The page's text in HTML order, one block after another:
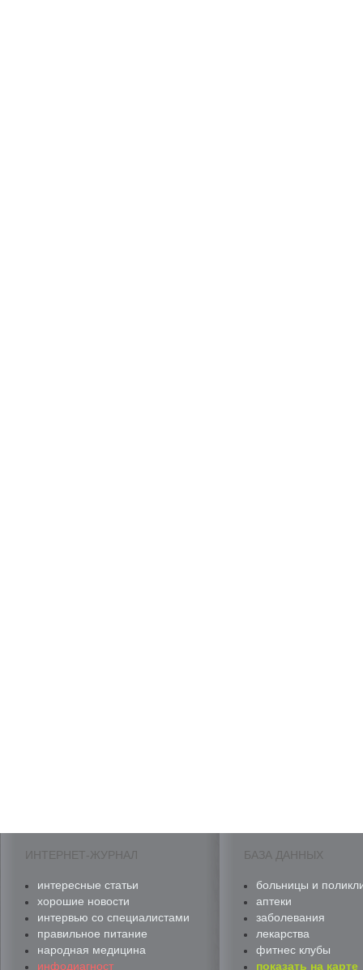
ИНТЕРНЕТ-ЖУРНАЛ
интересные статьи
хорошие новости
интервью со специалистами
правильное питание
народная медицина
инфодиагност
БАЗА ДАННЫХ
больницы и
аптеки
заболевания
лекарства
фитнес клубы
показать на карте